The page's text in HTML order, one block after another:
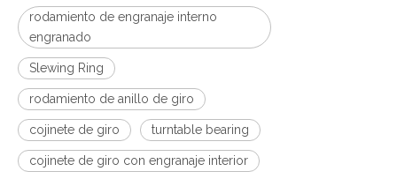
rodamiento de engranaje interno
engranado
Slewing Ring
rodamiento de anillo de giro
cojinete de giro turntable bearing
cojinete de giro con engranaje interior